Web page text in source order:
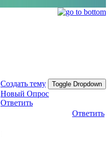
Создать тему Toggle Dropdown
Новый Опрос
Ответить
Ответить